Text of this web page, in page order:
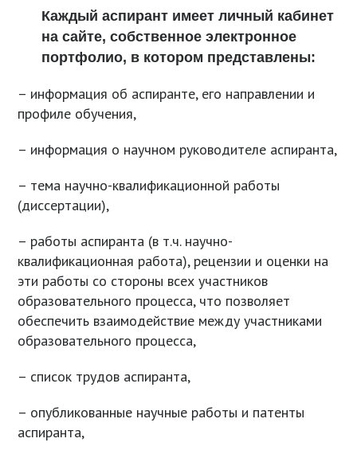
Каждый аспирант имеет личный кабинет
на сайте, собственное электронное
портфолио, в котором представлены:
– информация об аспиранте, его направлении и
профиле обучения,
– информация о научном руководителе аспиранта,
– тема научно-квалификационной работы
(диссертации),
– работы аспиранта (в т.ч. научно-
квалификационная работа), рецензии и оценки на
эти работы со стороны всех участников
образовательного процесса, что позволяет
обеспечить взаимодействие между участниками
образовательного процесса,
– список трудов аспиранта,
– опубликованные научные работы и патенты
аспиранта,